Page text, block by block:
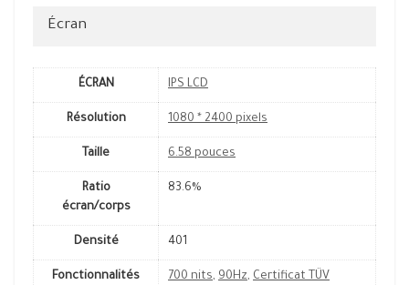
Écran
ÉCRAN IPS LCD
Résolution 1080 * 2400 pixels
Taille 6.58 pouces
Ratio
écran/corps
83.6%
Densité 401
Fonctionnalités 700 nits, 90Hz, Certificat TÜV